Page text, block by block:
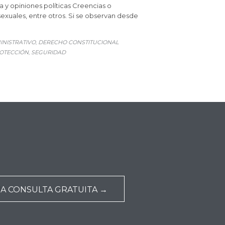
y opiniones políticas Creencias o
entre otros. Si se observan desde
, DERECHO CONSTITUCIONAL
, SEGURIDAD
CONSULTA GRATUITA →